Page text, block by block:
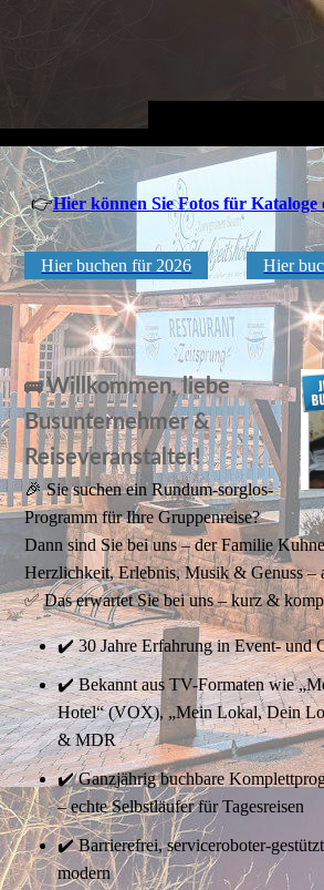
👉Hier können Sie Fotos für Kataloge
Hier buchen für 2026 Hier
🚌Willkommen, liebe
Busunternehmer &
Reiseveranstalter!
🎉 Sie suchen ein Rundum-sorglos-
Programm für Ihre Gruppenreise?
Dann sind Sie bei uns – der Familie
Herzlichkeit, Erlebnis, Musik & Genuss –
✅ Das erwartet Sie bei uns – kurz &
✔️ 30 Jahre Erfahrung in Event- und
✔️ Bekannt aus TV-Formaten wie
Hotel“ (VOX), „Mein Lokal, Dein
& MDR
✔️ Ganzjährig buchbare
– echte Selbstläufer für Tagesreisen
✔️ Barrierefrei, serviceroboter-
modern